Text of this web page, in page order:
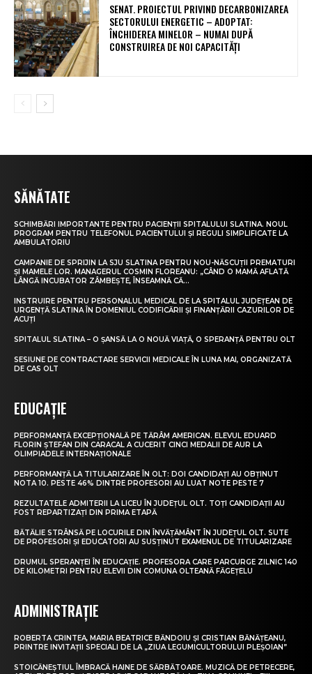
SENAT. PROIECTUL PRIVIND DECARBONIZAREA
SECTORULUI ENERGETIC – ADOPTAT:
ÎNCHIDEREA MINELOR – NUMAI DUPĂ
CONSTRUIREA DE NOI CAPACITĂȚI
SĂNĂTATE
SCHIMBĂRI IMPORTANTE PENTRU PACIENȚII SPITALULUI SLATINA. NOUL
PROGRAM PENTRU TELEFONUL PACIENTULUI ȘI REGULI SIMPLIFICATE LA
AMBULATORIU
CAMPANIE DE SPRIJIN LA SJU SLATINA PENTRU NOU-NĂSCUȚII PREMATURI
ȘI MAMELE LOR. MANAGERUL COSMIN FLOREANU: „CÂND O MAMĂ AFLATĂ
LÂNGĂ INCUBATOR ZÂMBEȘTE, ÎNSEAMNĂ CĂ...
INSTRUIRE PENTRU PERSONALUL MEDICAL DE LA SPITALUL JUDEȚEAN DE
URGENȚĂ SLATINA ÎN DOMENIUL CODIFICĂRII ȘI FINANȚĂRII CAZURILOR DE
ACUȚI
SPITALUL SLATINA – O ȘANSĂ LA O NOUĂ VIAȚĂ, O SPERANȚĂ PENTRU OLT
SESIUNE DE CONTRACTARE SERVICII MEDICALE ÎN LUNA MAI, ORGANIZATĂ
DE CAS OLT
EDUCAȚIE
PERFORMANȚĂ EXCEPȚIONALĂ PE TĂRÂM AMERICAN. ELEVUL EDUARD
FLORIN ȘTEFAN DIN CARACAL A CUCERIT CINCI MEDALII DE AUR LA
OLIMPIADELE INTERNAȚIONALE
PERFORMANȚĂ LA TITULARIZARE ÎN OLT: DOI CANDIDAȚI AU OBȚINUT
NOTA 10. PESTE 46% DINTRE PROFESORI AU LUAT NOTE PESTE 7
REZULTATELE ADMITERII LA LICEU ÎN JUDEȚUL OLT. TOȚI CANDIDAȚII AU
FOST REPARTIZAȚI DIN PRIMA ETAPĂ
BĂTĂLIE STRÂNSĂ PE LOCURILE DIN ÎNVĂȚĂMÂNT ÎN JUDEȚUL OLT. SUTE
DE PROFESORI ȘI EDUCATORI AU SUSȚINUT EXAMENUL DE TITULARIZARE
DRUMUL SPERANȚEI ÎN EDUCAȚIE. PROFESORA CARE PARCURGE ZILNIC 140
DE KILOMETRI PENTRU ELEVII DIN COMUNA OLTEANĂ FĂGEȚELU
ADMINISTRAȚIE
ROBERTA CRINTEA, MARIA BEATRICE BĂNDOIU ȘI CRISTIAN BĂNĂȚEANU,
PRINTRE INVITAȚII SPECIALI DE LA „ZIUA LEGUMICULTORULUI PLEȘOIAN”
STOICĂNEȘTIUL ÎMBRACĂ HAINE DE SĂRBĂTOARE. MUZICĂ DE PETRECERE,